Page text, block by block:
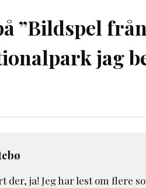
”Bildspel
jag
der, ja! Jeg har lest om flere